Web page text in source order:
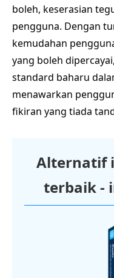
boleh, keserasian
pengguna. Dengan
kemudahan
yang boleh
standard baharu
menawarkan
fikiran yang tiada
Alternatif
terbaik -